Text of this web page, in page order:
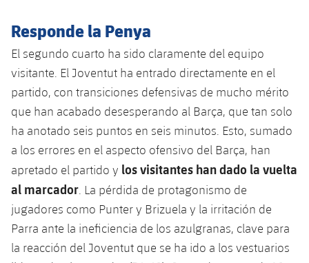
Historia
Resultados
Clasificaciones
Jugadores
Historia
Palmarés
Jugadores
Clasificaciones
Barça C
Juvenil
Infantil
Alevín
PLUSICON
MÁS
Información general
plusicon
más
Noticias
Atletismo
plusicon
más
Actualidad
Masculino
Femenino
Baloncesto en silla de ruedas
plusicon
más
Actualidad
Jugadores
Hockey sobre hielo
plusicon
más
Hockey hierba
plusicon
más
Responde la Penya
El segundo cuarto ha sido claramente del equipo
visitante. El Joventut ha entrado directamente en el
partido, con transiciones defensivas de mucho mérito
que han acabado desesperando al Barça, que tan solo
ha anotado seis puntos en seis minutos. Esto, sumado
a los errores en el aspecto ofensivo del Barça, han
apretado el partido y los visitantes han dado la vuelta
al marcador . La pérdida de protagonismo de
jugadores como Punter y Brizuela y la irritación de
Parra ante la ineficiencia de los azulgranas, clave para
la reacción del Joventut que se ha ido a los vestuarios